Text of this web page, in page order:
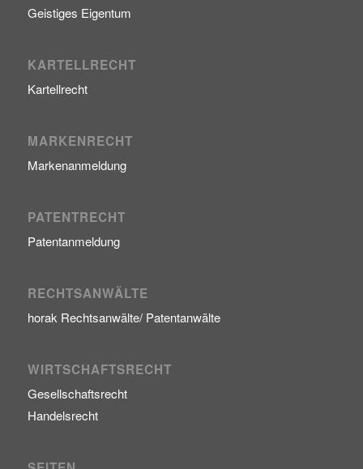
Geistiges Eigentum
KARTELLRECHT
Kartellrecht
MARKENRECHT
Markenanmeldung
PATENTRECHT
Patentanmeldung
RECHTSANWÄLTE
horak Rechtsanwälte/ Patentanwälte
WIRTSCHAFTSRECHT
Gesellschaftsrecht
Handelsrecht